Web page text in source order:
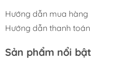
Hướng dẫn mua hàng
Hướng dẫn thanh toán
Sản phẩm nổi bật